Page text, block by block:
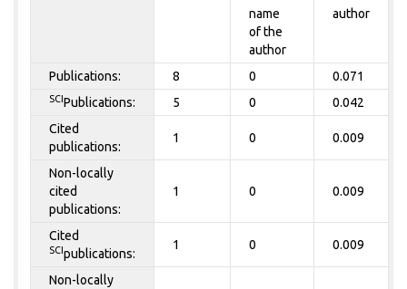
name
of the
author
author
Publications: 8 0 0.071
SCIPublications: 5 0 0.042
Cited
publications:
1 0 0.009
Non-locally
cited
publications:
1 0 0.009
Cited
SCIpublications:
1 0 0.009
Non-locally